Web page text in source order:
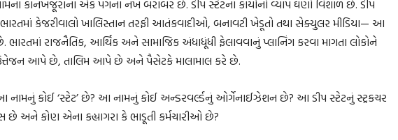
કાનખજૂરાના એક પગના નખ બરાબર છે. ડીપ સ્ટેટનાં કાર્યોનો વ્યાપ ઘણો વિશાળ છે. ડીપ
કેજરીવાલો ખાલિસ્તાન તરફી આતંકવાદીઓ, બનાવટી ખેડૂતો તથા સેક્યુલર મીડિયા— આ
છે. ભારતમાં રાજનૈતિક, આર્થિક અને સામાજિક અંધાધૂંધી ફેલાવવાનું પ્લાનિંગ કરવા માગતા લોકોને
ઉત્તેજન આપે છે, તાલિમ આપે છે અને પૈસેટકે માલામાલ કરે છે.
કોઈ ‘સ્ટેટ’ છે? આ નામનું કોઈ અન્ડરવર્લ્ડનું ઓર્ગેનાઈઝેશન છે? આ ડીપ સ્ટેટનું સ્ટ્રકચર
છે અને કોણ એના કહ્યાગરા કે ભાડૂતી કર્મચારીઓ છે?